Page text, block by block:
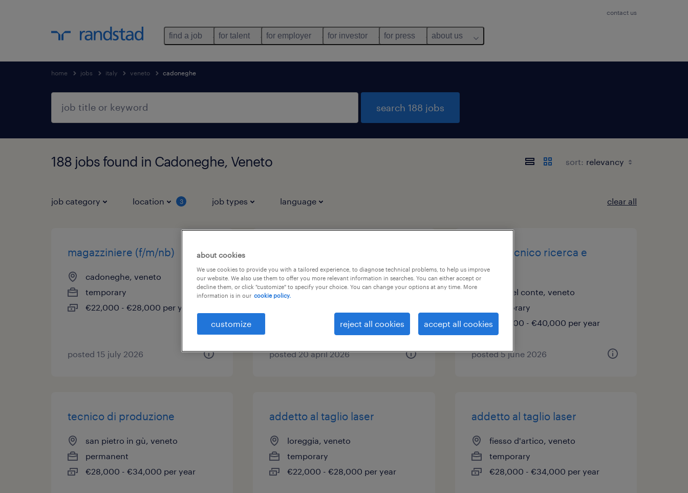
contact us
find a job for talent for employer for investor for press about us
home jobs italy veneto cadoneghe
search 188 jobs
188 jobs found in Cadoneghe, Veneto sort:
job category location 3 job types language clear all
magazziniere (f/m/nb)
cadoneghe, veneto
temporary
€22,000 - €28,000 per year
posted 15 july 2026
68/99)
padova, veneto
€9.00 - €10.00 per hour
posted 20 april 2026
ufficio tecnico ricerca e
sviluppo
villa del conte, veneto
temporary
€34,000 - €40,000 per year
posted 5 june 2026
tecnico di produzione
san pietro in gù, veneto
permanent
€28,000 - €34,000 per year
addetto al taglio laser
loreggia, veneto
temporary
€22,000 - €28,000 per year
addetto al taglio laser
fiesso d'artico, veneto
temporary
€28,000 - €34,000 per year
about cookies
We use cookies to provide you with a tailored experience, to diagnose technical problems, to help us improve
our website. We also use them to offer you more relevant information in searches. You can either accept or
decline them, or click "customize" to specify your choice. You can change your options at any time. More
information is in our cookie policy.
customize reject all cookies accept all cookies